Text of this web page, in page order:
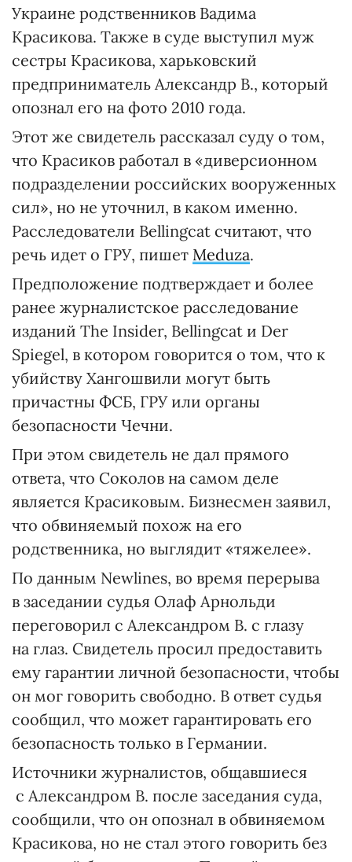
Украине родственников Вадима
Красикова. Также в суде выступил муж
сестры Красикова, харьковский
предприниматель Александр В., который
опознал его на фото 2010 года.
Этот же свидетель рассказал суду о том,
что Красиков работал в «диверсионном
подразделении российских вооруженных
сил», но не уточнил, в каком именно.
Расследователи Bellingcat считают, что
речь идет о ГРУ, пишет Meduza.
Предположение подтверждает и более
ранее журналистское расследование
изданий The Insider, Bellingcat и Der
Spiegel, в котором говорится о том, что к
убийству Хангошвили могут быть
причастны ФСБ, ГРУ или органы
безопасности Чечни.
При этом свидетель не дал прямого
ответа, что Соколов на самом деле
является Красиковым. Бизнесмен заявил,
что обвиняемый похож на его
родственника, но выглядит «тяжелее».
По данным Newlines, во время перерыва
в заседании судья Олаф Арнольди
переговорил с Александром В. с глазу
на глаз. Свидетель просил предоставить
ему гарантии личной безопасности, чтобы
он мог говорить свободно. В ответ судья
сообщил, что может гарантировать его
безопасность только в Германии.
Источники журналистов, общавшиеся
с Александром В. после заседания суда,
сообщили, что он опознал в обвиняемом
Красикова, но не стал этого говорить без